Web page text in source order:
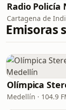
Emisoras
Medellín · 104.9